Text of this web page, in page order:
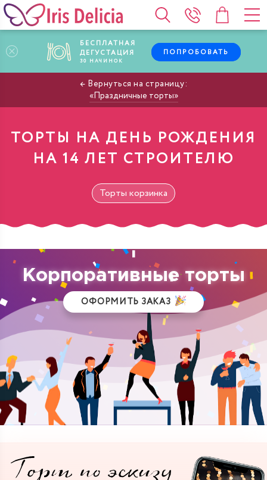
БЕСПЛАТНАЯ
ДЕГУСТАЦИЯ
30 НАЧИНОК
ПОПРОБОВАТЬ
Праздничные торты
ТОРТЫ НА ДЕНЬ РОЖДЕНИЯ
НА 14 ЛЕТ СТРОИТЕЛЮ
Торты корзинка
Корпоративные торты
ОФОРМИТЬ ЗАКАЗ